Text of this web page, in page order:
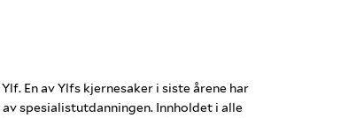
En av Ylfs kjernesaker i siste årene har
spesialistutdanningen. Innholdet i alle